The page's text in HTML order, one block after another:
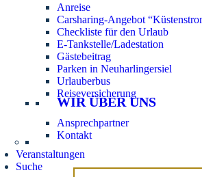
Anreise
Carsharing-Angebot
Checkliste für den Urlaub
E-Tankstelle/Ladestation
Gästebeitrag
Parken in Neuharlingersiel
Urlauberbus
Reiseversicherung
WIR ÜBER UNS
Ansprechpartner
Kontakt
Veranstaltungen
Suche